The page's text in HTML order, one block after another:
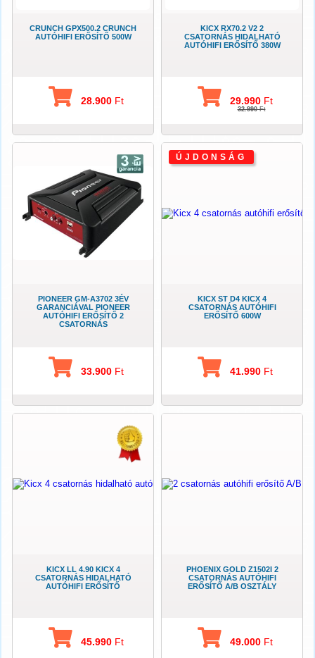
CRUNCH GPX500.2 CRUNCH
AUTÓHIFI ERŐSÍTŐ 500W
28.900 Ft
KICX RX70.2 V2 2
CSATORNÁS HIDALHATÓ
AUTÓHIFI ERŐSÍTŐ 380W
29.990 Ft
32.990Ft
PIONEER GM-A3702 3ÉV
GARANCIÁVAL PIONEER
AUTÓHIFI ERŐSÍTŐ 2
CSATORNÁS
33.900 Ft
KICX ST D4 KICX 4
CSATORNÁS AUTÓHIFI
ERŐSÍTŐ 600W
41.990 Ft
ÚJDONSÁG
KICX LL 4.90 KICX 4
CSATORNÁS HIDALHATÓ
AUTÓHIFI ERŐSÍTŐ
45.990 Ft
PHOENIX GOLD Z1502I 2
CSATORNÁS AUTÓHIFI
ERŐSÍTŐ A/B OSZTÁLY
49.000 Ft